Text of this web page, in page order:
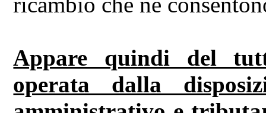
Appare quindi del
operata dalla